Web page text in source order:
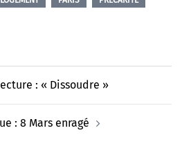
: « Dissoudre »
: 8 Mars enragé